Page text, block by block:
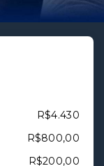
R$4.430
R$800,00
R$200,00